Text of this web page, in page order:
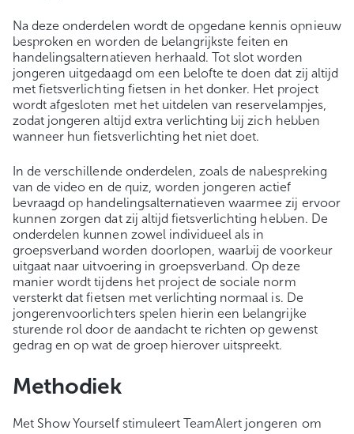
Na deze onderdelen wordt de opgedane kennis opnieuw
besproken en worden de belangrijkste feiten en
handelingsalternatieven herhaald. Tot slot worden
jongeren uitgedaagd om een belofte te doen dat zij altijd
met fietsverlichting fietsen in het donker. Het project
wordt afgesloten met het uitdelen van reservelampjes,
zodat jongeren altijd extra verlichting bij zich hebben
wanneer hun fietsverlichting het niet doet.
In de verschillende onderdelen, zoals de nabespreking
van de video en de quiz, worden jongeren actief
bevraagd op handelingsalternatieven waarmee zij ervoor
kunnen zorgen dat zij altijd fietsverlichting hebben. De
onderdelen kunnen zowel individueel als in
groepsverband worden doorlopen, waarbij de voorkeur
uitgaat naar uitvoering in groepsverband. Op deze
manier wordt tijdens het project de sociale norm
versterkt dat fietsen met verlichting normaal is. De
jongerenvoorlichters spelen hierin een belangrijke
sturende rol door de aandacht te richten op gewenst
gedrag en op wat de groep hierover uitspreekt.
Methodiek
Met Show Yourself stimuleert TeamAlert jongeren om